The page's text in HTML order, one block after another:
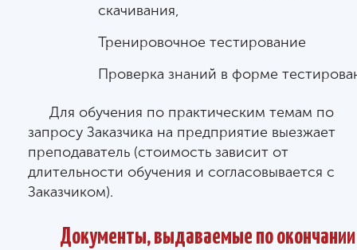
скачивания,
Тренировочное тестирование
Проверка знаний в форме
Для обучения по практическим темам по
запросу Заказчика на предприятие выезжает
преподаватель (стоимость зависит от
длительности обучения и согласовывается с
Заказчиком).
Документы, выдаваемые по окончании